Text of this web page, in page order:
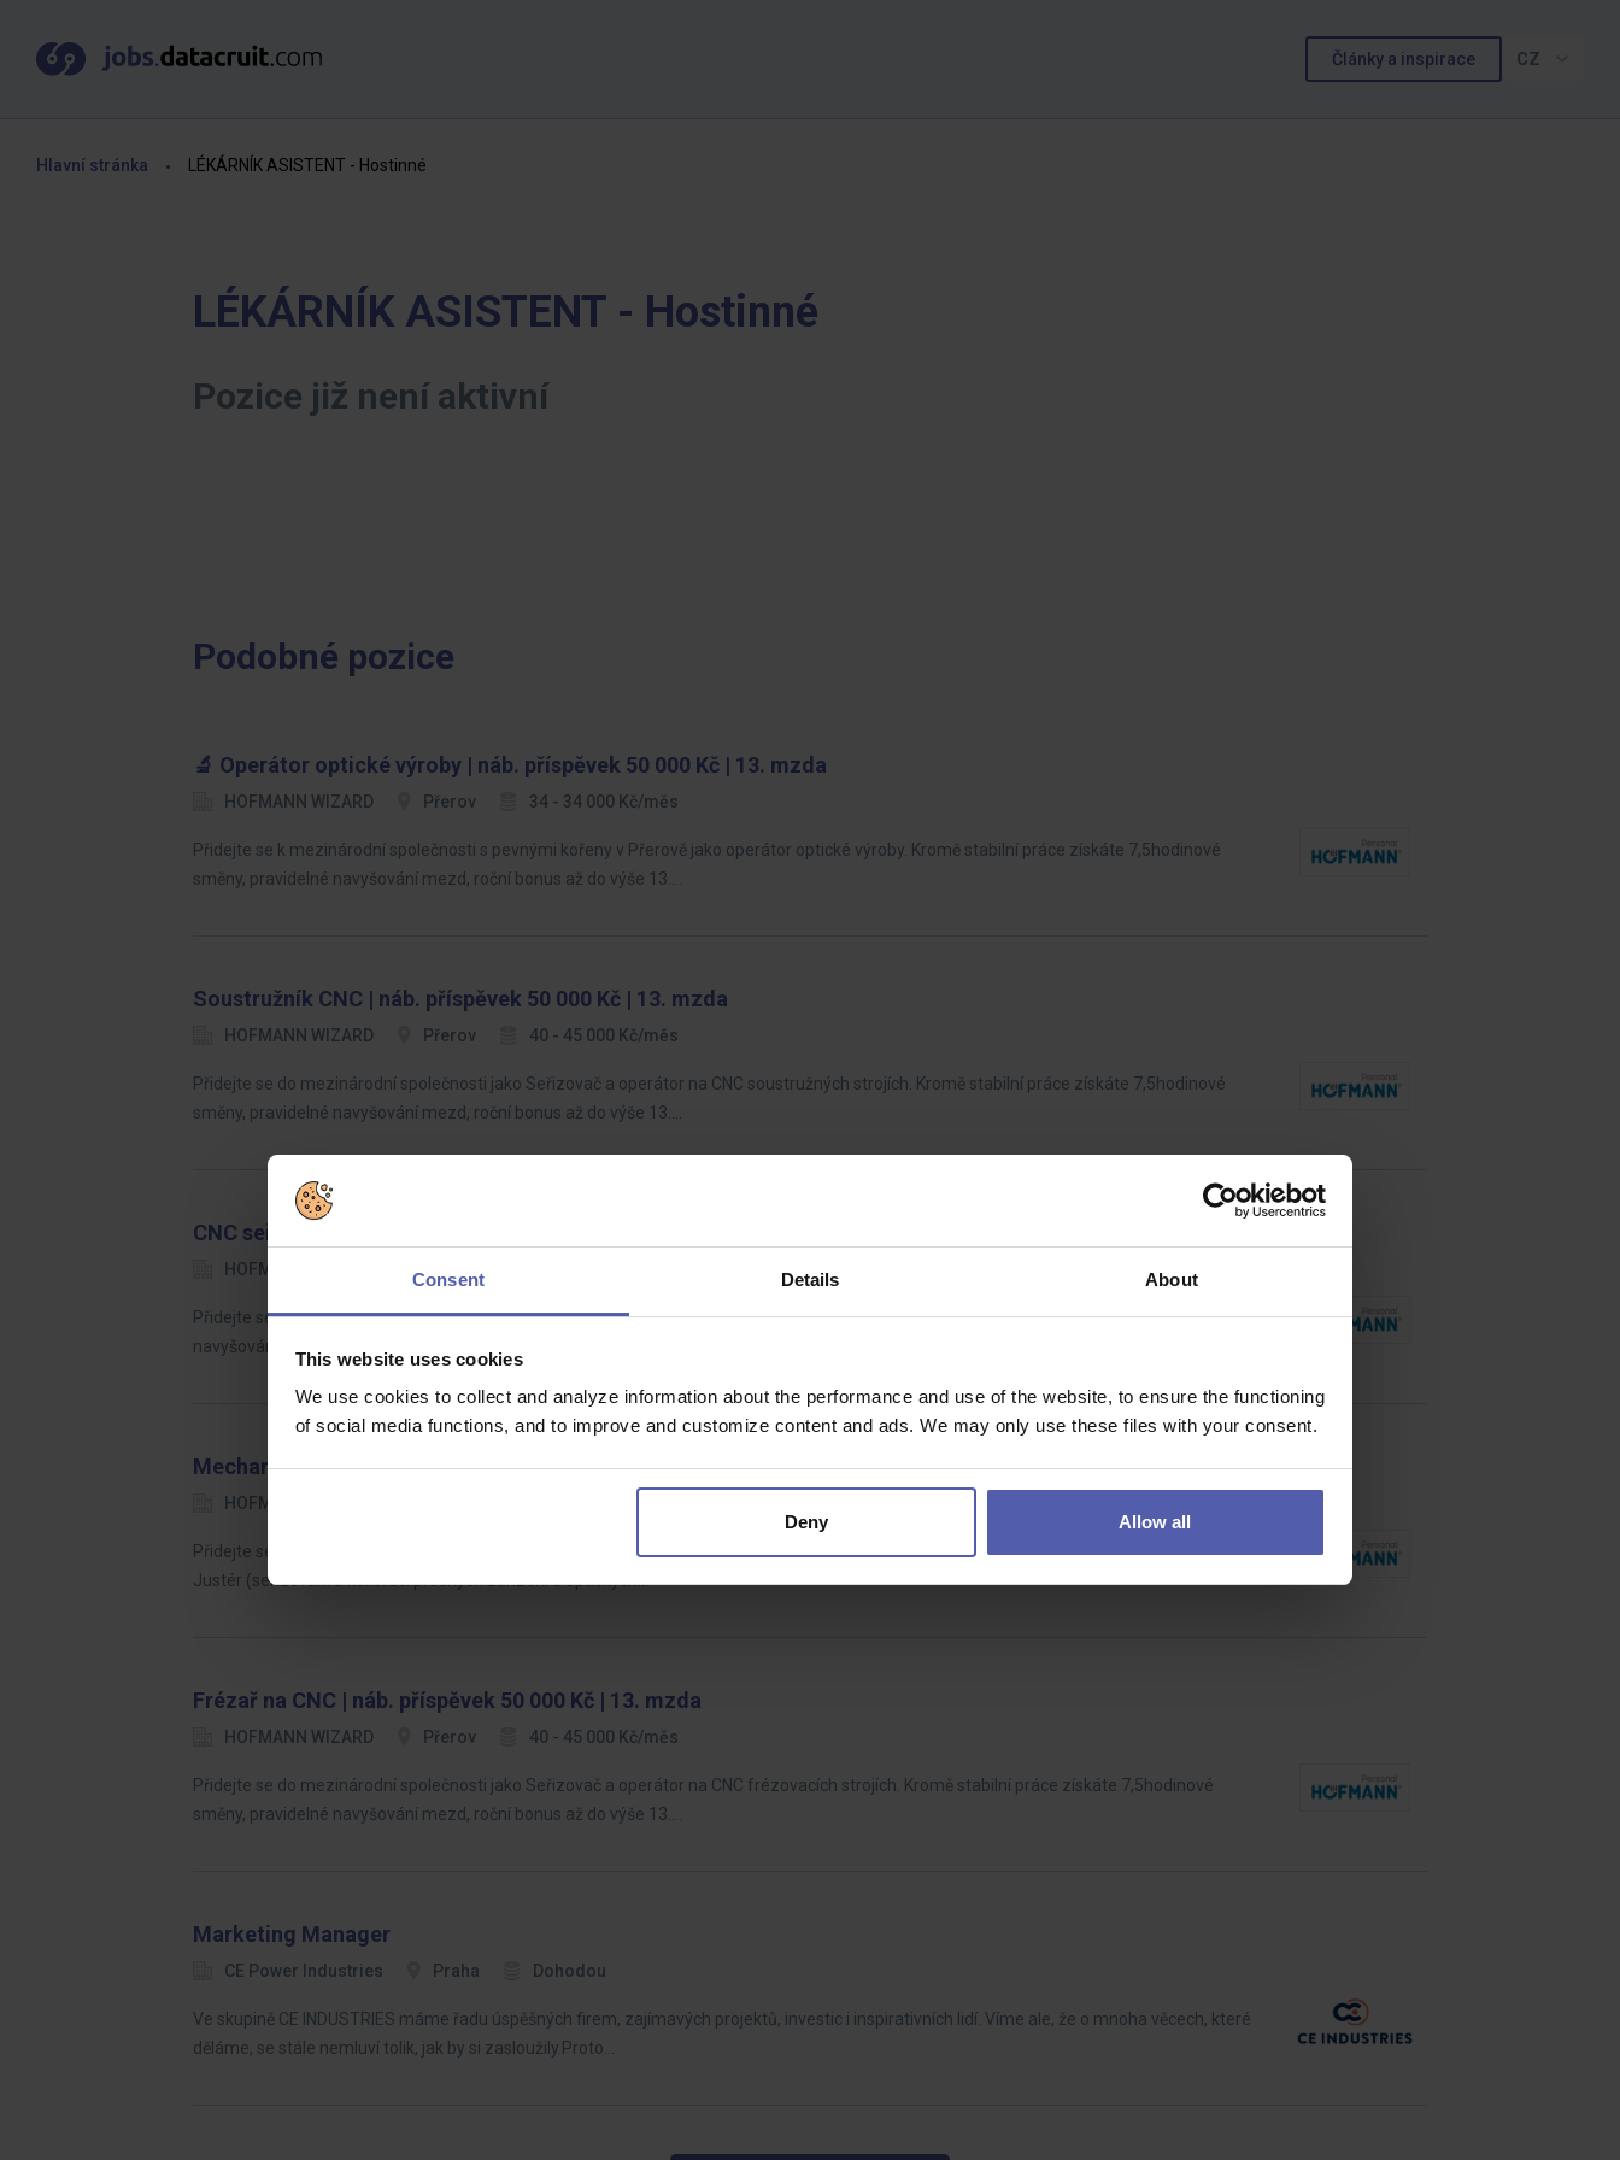
Consent Details About
This website uses cookies
We use cookies to collect and analyze information about the performance and use of the website, to ensure the functioning
of social media functions, and to improve and customize content and ads. We may only use these files with your consent.
Deny Allow all
Články a inspirace CZ
Hlavní stránka LÉKÁRNÍK ASISTENT - Hostinné
LÉKÁRNÍK ASISTENT - Hostinné
Pozice již není aktivní
Podobné pozice
🔬 Operátor optické výroby | náb. příspěvek 50 000 Kč | 13. mzda
HOFMANN WIZARD Přerov 34 - 34 000 Kč/měs
Přidejte se k mezinárodní společnosti s pevnými kořeny v Přerově jako operátor optické výroby. Kromě stabilní práce získáte 7,5hodinové
směny, pravidelné navyšování mezd, roční bonus až do výše 13.…
Soustružník CNC | náb. příspěvek 50 000 Kč | 13. mzda
HOFMANN WIZARD Přerov 40 - 45 000 Kč/měs
Přidejte se do mezinárodní společnosti jako Seřizovač a operátor na CNC soustružných strojích. Kromě stabilní práce získáte 7,5hodinové
směny, pravidelné navyšování mezd, roční bonus až do výše 13.…
CNC seřizovač | náb. příspěvek 50 000 Kč | 13. mzda
HOFMANN WIZARD
Přidejte se do mezinárodní společnosti jako programátor a seřizovač CNC strojů. Kromě stabilní práce získáte 7,5hodinové směny, pravidelné
navyšování mezd, roční bonus až do výše 13. mzdy a možnost…
Mechanik opto-elektronických přístrojů | 2 směny | náborák 50 000 Kč
HOFMANN WIZARD
Přidejte se do mezinárodní výroby - začnete jako mechanik opto-elektrotechnických přístrojů, ale po našem zaučení postoupíte na pozici
Justér (seřizování a kalibraci přesných zařízení a optických…
Frézař na CNC | náb. příspěvek 50 000 Kč | 13. mzda
HOFMANN WIZARD Přerov 40 - 45 000 Kč/měs
Přidejte se do mezinárodní společnosti jako Seřizovač a operátor na CNC frézovacích strojích. Kromě stabilní práce získáte 7,5hodinové
směny, pravidelné navyšování mezd, roční bonus až do výše 13.…
Marketing Manager
CE Power Industries Praha Dohodou
Ve skupině CE INDUSTRIES máme řadu úspěšných firem, zajímavých projektů, investic i inspirativních lidí. Víme ale, že o mnoha věcech, které
děláme, se stále nemluví tolik, jak by si zasloužily.Proto…